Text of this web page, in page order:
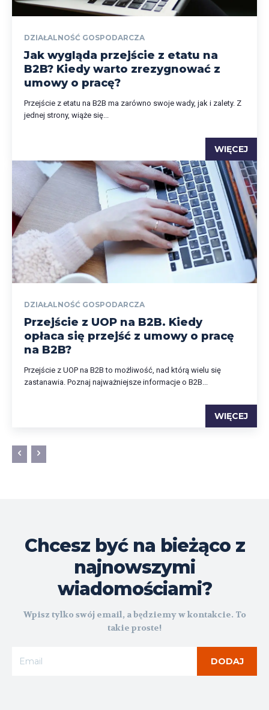
DZIAŁALNOŚĆ GOSPODARCZA
Jak wygląda przejście z etatu na
B2B? Kiedy warto zrezygnować z
umowy o pracę?
Przejście z etatu na B2B ma zarówno swoje wady, jak i zalety. Z
jednej strony, wiąże się...
WIĘCEJ
DZIAŁALNOŚĆ GOSPODARCZA
Przejście z UOP na B2B. Kiedy
opłaca się przejść z umowy o pracę
na B2B?
Przejście z UOP na B2B to możliwość, nad którą wielu się
zastanawia. Poznaj najważniejsze informacje o B2B...
WIĘCEJ
Chcesz być na bieżąco z
najnowszymi
wiadomościami?
Wpisz tylko swój email, a będziemy w kontakcie. To
takie proste!
DODAJ